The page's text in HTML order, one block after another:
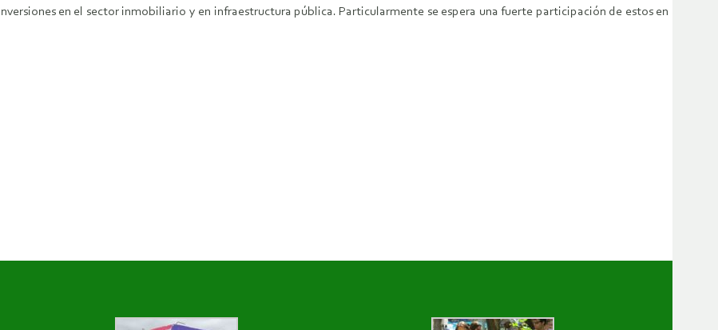
en el sector inmobiliario y en infraestructura pública. Particularmente se espera una fuerte participación de estos en